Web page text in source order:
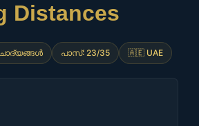
Distances
പാസ്: 23/35 🇦🇪 UAE